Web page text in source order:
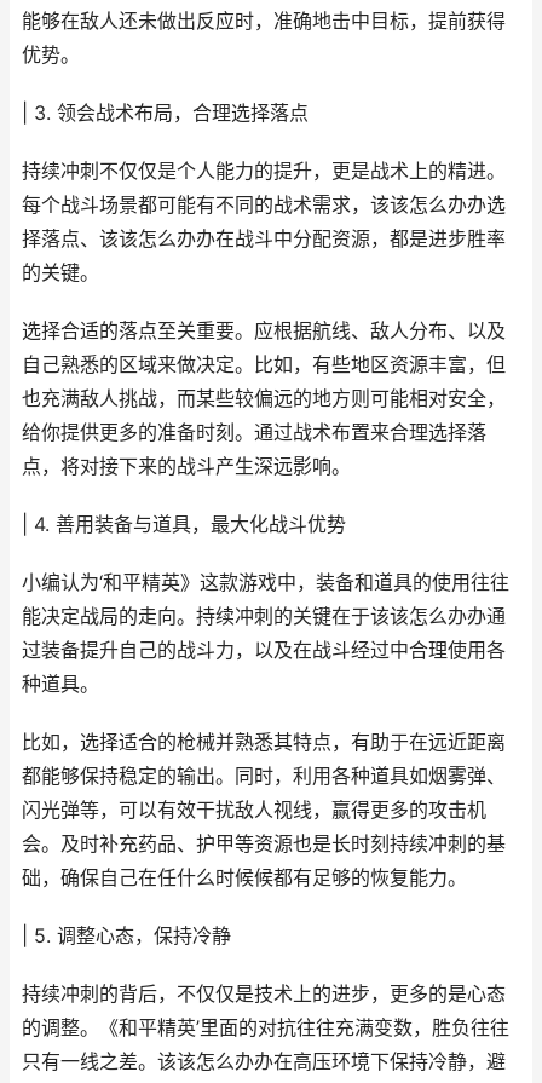
能够在敌人还未做出反应时，准确地击中目标，提前获得
优势。
| 3. 领会战术布局，合理选择落点
持续冲刺不仅仅是个人能力的提升，更是战术上的精进。
每个战斗场景都可能有不同的战术需求，该该怎么办办选
择落点、该该怎么办办在战斗中分配资源，都是进步胜率
的关键。
选择合适的落点至关重要。应根据航线、敌人分布、以及
自己熟悉的区域来做决定。比如，有些地区资源丰富，但
也充满敌人挑战，而某些较偏远的地方则可能相对安全，
给你提供更多的准备时刻。通过战术布置来合理选择落
点，将对接下来的战斗产生深远影响。
| 4. 善用装备与道具，最大化战斗优势
小编认为‘和平精英》这款游戏中，装备和道具的使用往往
能决定战局的走向。持续冲刺的关键在于该该怎么办办通
过装备提升自己的战斗力，以及在战斗经过中合理使用各
种道具。
比如，选择适合的枪械并熟悉其特点，有助于在远近距离
都能够保持稳定的输出。同时，利用各种道具如烟雾弹、
闪光弹等，可以有效干扰敌人视线，赢得更多的攻击机
会。及时补充药品、护甲等资源也是长时刻持续冲刺的基
础，确保自己在任什么时候候都有足够的恢复能力。
| 5. 调整心态，保持冷静
持续冲刺的背后，不仅仅是技术上的进步，更多的是心态
的调整。《和平精英’里面的对抗往往充满变数，胜负往往
只有一线之差。该该怎么办办在高压环境下保持冷静，避